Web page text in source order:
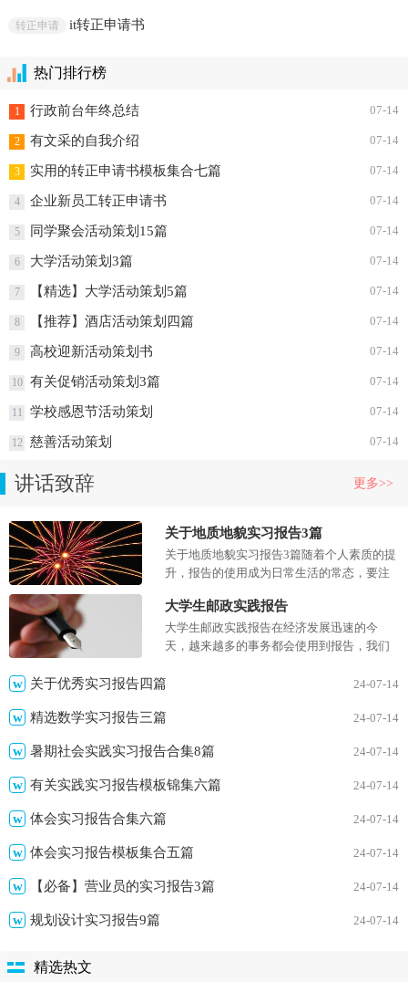
转正申请 it转正申请书
热门排行榜
1 07-14
行政前台年终总结
2 07-14
有文采的自我介绍
3 07-14
实用的转正申请书模板集合七篇
4 07-14
企业新员工转正申请书
5 07-14
同学聚会活动策划15篇
6 07-14
大学活动策划3篇
7 07-14
【精选】大学活动策划5篇
8 07-14
【推荐】酒店活动策划四篇
9 07-14
高校迎新活动策划书
10 07-14
有关促销活动策划3篇
11 07-14
学校感恩节活动策划
12 07-14
慈善活动策划
讲话致辞 更多>>
关于地质地貌实习报告3篇
关于地质地貌实习报告3篇随着个人素质的提
升，报告的使用成为日常生活的常态，要注
考报告是怎么写的吧，...
大学生邮政实践报告
大学生邮政实践报告在经济发展迅速的今
天，越来越多的事务都会使用到报告，我们
素。那么大家知道标准正式...
24-07-14
关于优秀实习报告四篇
24-07-14
精选数学实习报告三篇
24-07-14
暑期社会实践实习报告合集8篇
24-07-14
有关实践实习报告模板锦集六篇
24-07-14
体会实习报告合集六篇
24-07-14
体会实习报告模板集合五篇
24-07-14
【必备】营业员的实习报告3篇
24-07-14
规划设计实习报告9篇
精选热文